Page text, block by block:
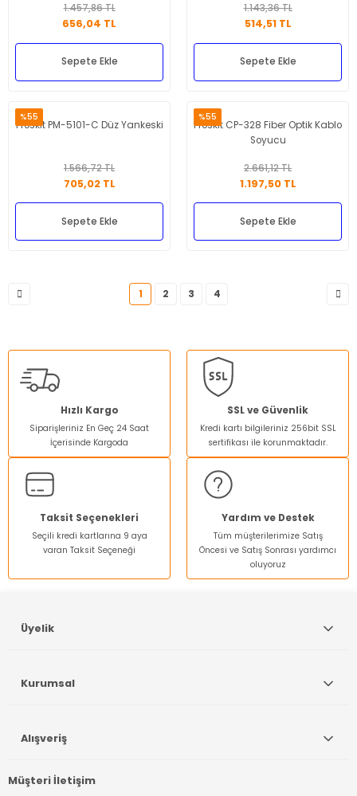
1.457,86 TL
656,04 TL
Sepete Ekle
1.143,36 TL
514,51 TL
Sepete Ekle
%55
Proskit PM-5101-C Düz Yankeski
1.566,72 TL
705,02 TL
Sepete Ekle
%55
Proskit CP-328 Fiber Optik Kablo
Soyucu
2.661,12 TL
1.197,50 TL
Sepete Ekle
1 2 3 4
Hızlı Kargo
Siparişleriniz En Geç 24 Saat
İçerisinde Kargoda
SSL ve Güvenlik
Kredi kartı bilgileriniz 256bit SSL
sertifikası ile korunmaktadır.
Taksit Seçenekleri
Seçili kredi kartlarına 9 aya
varan Taksit Seçeneği
Yardım ve Destek
Tüm müşterilerimize Satış
Öncesi ve Satış Sonrası yardımcı
oluyoruz
Müşteri İletişim
Üyelik
Kurumsal
Alışveriş